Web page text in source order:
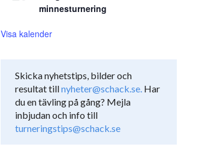
minnesturnering
Visa kalender
Skicka nyhetstips, bilder och
resultat tillnyheter@schack.se. Har
du en tävling på gång? Mejla
inbjudan och info till
turneringstips@schack.se